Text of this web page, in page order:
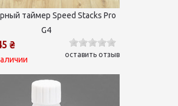
таймер Speed Stacks Pro
G4
₴
оставить отзыв